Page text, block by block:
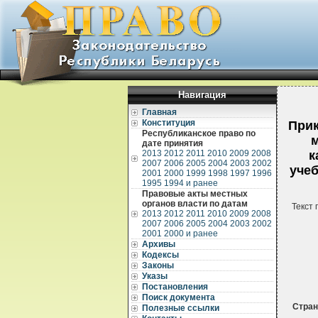
Навигация
Главная
Конституция
Республиканское право по
дате принятия
2013 2012 2011 2010 2009 2008
2007 2006 2005 2004 2003 2002
2001 2000 1999 1998 1997 1996
1995 1994 и ранее
Правовые акты местных
органов власти по датам
2013 2012 2011 2010 2009 2008
2007 2006 2005 2004 2003 2002
2001 2000 и ранее
Архивы
Кодексы
Законы
Указы
Постановления
Поиск документа
Полезные ссылки
Текст